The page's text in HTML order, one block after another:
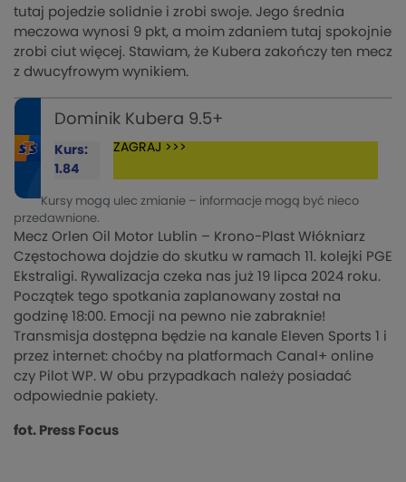
tutaj pojedzie solidnie i zrobi swoje. Jego średnia
meczowa wynosi 9 pkt, a moim zdaniem tutaj spokojnie
zrobi ciut więcej. Stawiam, że Kubera zakończy ten mecz
z dwucyfrowym wynikiem.
Dominik Kubera 9.5+
Kurs:
1.84
ZAGRAJ >>>
Kursy mogą ulec zmianie – informacje mogą być nieco
przedawnione.
Mecz Orlen Oil Motor Lublin – Krono-Plast Włókniarz
Częstochowa dojdzie do skutku w ramach 11. kolejki PGE
Ekstraligi. Rywalizacja czeka nas już 19 lipca 2024 roku.
Początek tego spotkania zaplanowany został na
godzinę 18:00. Emocji na pewno nie zabraknie!
Transmisja dostępna będzie na kanale Eleven Sports 1 i
przez internet: choćby na platformach Canal+ online
czy Pilot WP. W obu przypadkach należy posiadać
odpowiednie pakiety.
fot. Press Focus